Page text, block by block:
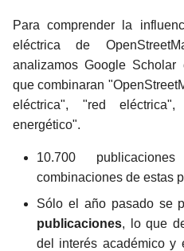
Para comprender la
eléctrica de
analizamos Google
que combinaran
eléctrica", "red
energético".
10.700
combinaciones de estas
Sólo el año pasado se
publicaciones, lo que
del interés académico y